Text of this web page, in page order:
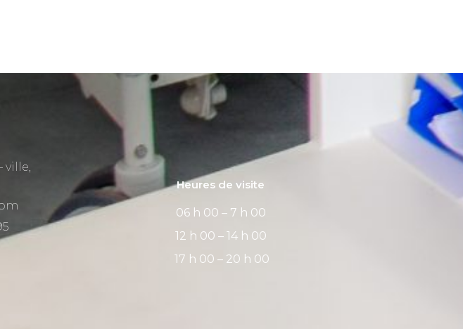
ville,
Heures de visite
06 h 00 – 7 h 00
12 h 00 – 14 h 00
17 h 00 – 20 h 00